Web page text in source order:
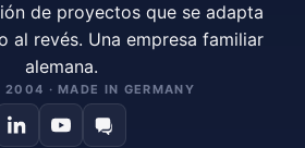
de proyectos que se adapta
al revés. Una empresa familiar
alemana.
2004 · MADE IN GERMANY